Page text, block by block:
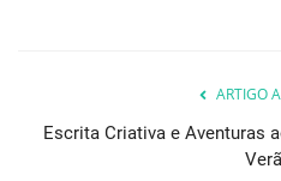
ARTIGO
Escrita Criativa e Aventuras